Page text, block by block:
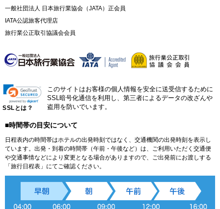
一般社団法人 日本旅行業協会（JATA）正会員
IATA公認旅客代理店
旅行業公正取引協議会会員
SSLとは？
このサイトはお客様の個人情報を安全に送受信するために
SSL暗号化通信を利用し、第三者によるデータの改ざんや
盗用を防いでいます。
■時間帯の目安について
日程表内の時間帯はホテルの出発時刻ではなく、交通機関の出発時刻を表示し
ています。出発・到着の時間帯（午前・午後など）は、ご利用いただく交通便
や交通事情などにより変更となる場合がありますので、ご出発前にお渡しする
「旅行日程表」にてご確認ください。